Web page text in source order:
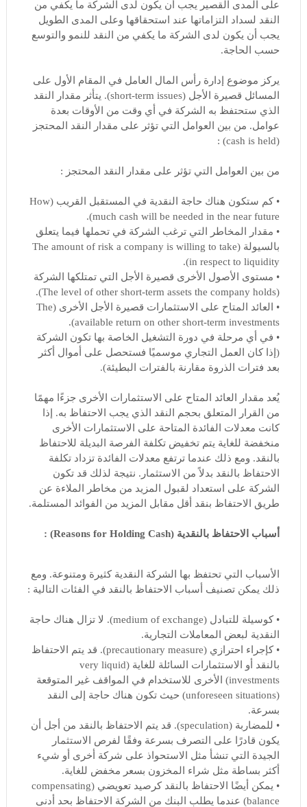
على المدى القصير يجب أن يكون لدى الشركة ما يكفي من
النقد لسداد التزاماتها عند استحقاقها وعلى المدى الطويل
يجب أن يكون لدى الشركة ما يكفي من النقد للنمو والتوسع
حسب الحاجة.
يركز موضوع إدارة رأس المال العامل في المقام الأول على
المسائل قصيرة الأجل (short-term issues). يتأثر مقدار النقد
الذي ستحتفظ به الشركة في أي وقت من الأوقات بعدة
عوامل. من بين العوامل التي تؤثر على مقدار النقد المحتجز
(cash is held) :
من بين العوامل التي تؤثر على مقدار النقد المحتجز :
• كم ستكون هناك حاجة النقدية في المستقبل القريب (How
much cash will be needed in the near future).
• مقدار المخاطر التي ترغب الشركة في تحملها فيما يتعلق
بالسيولة (The amount of risk a company is willing to take
in respect to liquidity).
• مستوى الأصول الأخرى قصيرة الأجل التي تمتلكها الشركة
(The level of other short-term assets the company holds).
• العائد المتاح على الاستثمارات قصيرة الأجل الأخرى (The
available return on other short-term investments).
• في أي مرحلة في دورة التشغيل الخاصة بها تكون الشركة
(إذا كان العمل التجاري موسميًا فستحصل على أموال أكثر
بعد فترات الذروة مقارنة بالفترات البطيئة).
يُعد مقدار العائد المتاح على الاستثمارات الأخرى جزءًا مهمًا
من القرار المتعلق بحجم النقد الذي يجب الاحتفاظ به. إذا
كانت معدلات الفائدة المتاحة على الاستثمارات الأخرى
منخفضة للغاية يتم تخفيض تكلفة الفرصة البديلة للاحتفاظ
بالنقد. ومع ذلك عندما ترتفع معدلات الفائدة تزداد تكلفة
الاحتفاظ بالنقد بدلاً من الاستثمار. نتيجة لذلك قد تكون
الشركة على استعداد لقبول المزيد من مخاطر الملاءة عن
طريق الاحتفاظ بنقد أقل مقابل المزيد من الفوائد المستلمة.
أسباب الاحتفاظ بالنقدية (Reasons for Holding Cash) :
الأسباب التي تحتفظ بها الشركة النقدية كثيرة ومتنوعة. ومع
ذلك يمكن تصنيف أسباب الاحتفاظ بالنقد في الفئات التالية :
• كوسيلة للتبادل (medium of exchange). لا تزال هناك حاجة
النقدية لبعض المعاملات التجارية.
• كإجراء احترازي (precautionary measure). قد يتم الاحتفاظ
بالنقد أو الاستثمارات السائلة للغاية (very liquid
investments) الأخرى للاستخدام في المواقف غير المتوقعة
(unforeseen situations) حيث تكون هناك حاجة إلى النقد
بسرعة.
• للمضاربة (speculation). قد يتم الاحتفاظ بالنقد من أجل أن
يكون قادرًا على التصرف بسرعة وفقًا لفرص الاستثمار
الجيدة التي تنشأ مثل الاستحواذ على شركة أخرى أو شيء
أكثر بساطة مثل شراء المخزون بسعر مخفض للغاية.
• يمكن أيضًا الاحتفاظ بالنقد كرصيد تعويضي (compensating
balance) عندما يطلب البنك من الشركة الاحتفاظ بحد أدنى